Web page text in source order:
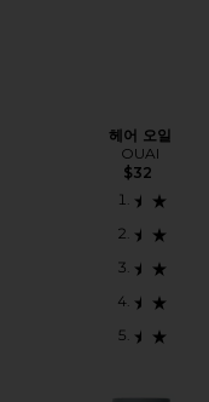
헤어 오일
OUAI
$32